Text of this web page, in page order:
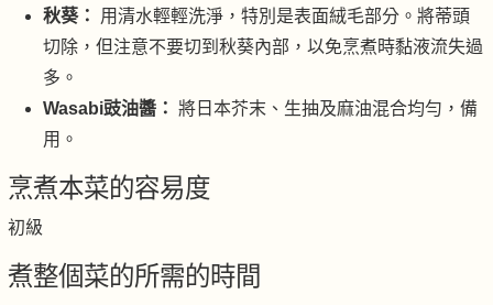
秋葵：
用清水輕輕洗淨，特別是表面絨毛部分。將蒂頭
切除，但注意不要切到秋葵內部，以免烹煮時黏液流失過
多。
Wasabi豉油醬： 將日本芥末、生抽及麻油混合均勻，備
用。
烹煮本菜的容易度
初級
煮整個菜的所需的時間